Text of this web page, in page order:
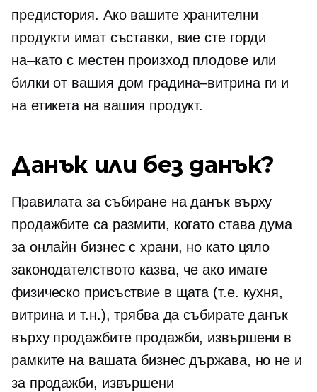
предистория. Ако вашите хранителни
продукти имат съставки, вие сте горди
на–като с местен произход плодове или
билки от вашия дом градина–витринаги и
на етикета на вашия продукт.
Данък или без данък?
Правилата за събиране на данък върху
продажбите са размити, когато става дума
за онлайн бизнес с храни, но като цяло
законодателството казва, че ако имате
физическо присъствие в щата (т.е. кухня,
витрина и т.н.), трябва да събирате данък
върху продажбите продажби, извършени в
рамките на вашата бизнес държава, но не и
за продажби, извършени